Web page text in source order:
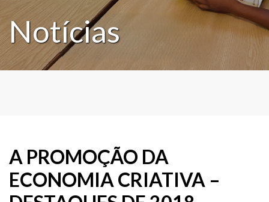
Notícias
A PROMOÇÃO DA
ECONOMIA CRIATIVA –